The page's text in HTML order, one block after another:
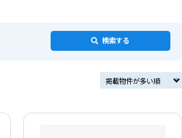
検索する
掲載物件が多い順